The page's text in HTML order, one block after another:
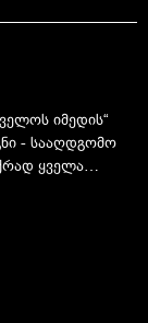
იმედის“
- სააღდგომო
ყველა